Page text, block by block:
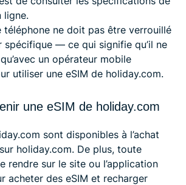
ligne.
téléphone ne doit pas être verrouillé
spécifique — ce qui signifie qu’il ne
un opérateur mobile
utiliser une eSIM de holiday.com.
une eSIM de holiday.com
sont disponibles à l’achat
holiday.com. De plus, toute
rendre sur le site ou l’application
acheter des eSIM et recharger